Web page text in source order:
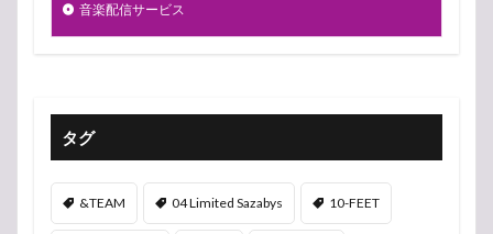
音楽配信サービス
タグ
&TEAM 04 Limited Sazabys 10-FEET